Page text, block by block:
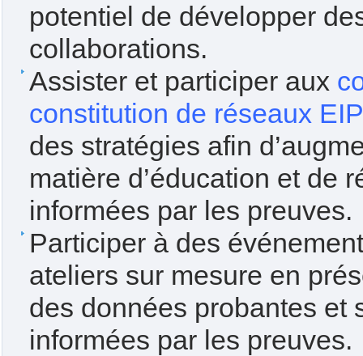
potentiel de développer
collaborations.
Assister et participer aux
constitution de réseaux
des stratégies afin
matière d’éducation et de
informées par les preuves.
Participer à des
ateliers sur mesure en
des données probantes et
informées par les preuves.